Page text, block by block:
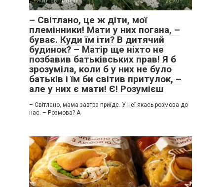
– Світлано, це ж діти, мої
племінники! Мати у них погана, –
буває. Куди їм іти? В дитячий
будинок? – Матір ще ніхто не
позбавив батьківських прав! Я б
зрозуміла, коли б у них не було
батьків і їм би світив притулок, –
але у них є мати! Є! Розумієш
– Світлано, мама завтра приїде. У неї якась розмова до
нас. – Розмова? А